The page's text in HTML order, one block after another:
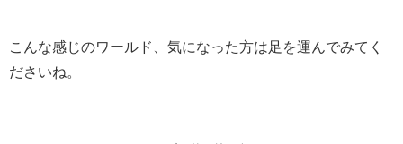
こんな感じのワールド、気になった方は足を運んでみてく
ださいね。